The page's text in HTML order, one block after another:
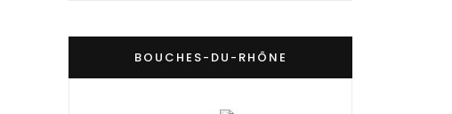
BOUCHES-DU-RHÔNE